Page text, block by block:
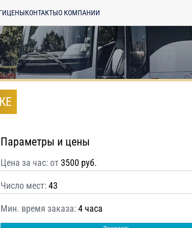
ЦЕНЫКОНТАКТЫО КОМПАНИИ
Параметры и цены
Цена за час: от 3500 руб.
Число мест: 43
Мин. время заказа: 4 часа
ознакомлен(а), даю